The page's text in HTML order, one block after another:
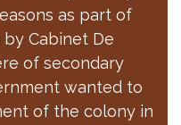
as part of
by Cabinet De
of secondary
wanted to
of the colony in